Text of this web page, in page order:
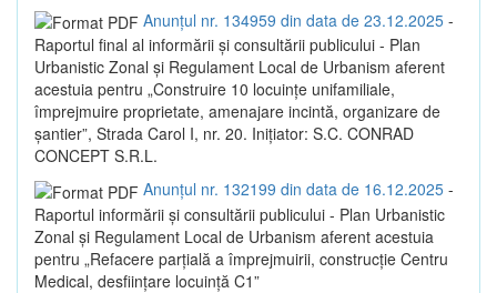
Anunțul nr. 134959 din data de 23.12.2025 -
Raportul final al informării și consultării publicului - Plan
Urbanistic Zonal și Regulament Local de Urbanism aferent
acestuia pentru „Construire 10 locuințe unifamiliale,
împrejmuire proprietate, amenajare incintă, organizare de
șantier”, Strada Carol I, nr. 20. Inițiator: S.C. CONRAD
CONCEPT S.R.L.
Anunțul nr. 132199 din data de 16.12.2025 -
Raportul informării și consultării publicului - Plan Urbanistic
Zonal și Regulament Local de Urbanism aferent acestuia
pentru „Refacere parțială a împrejmuirii, construcție Centru
Medical, desființare locuință C1”